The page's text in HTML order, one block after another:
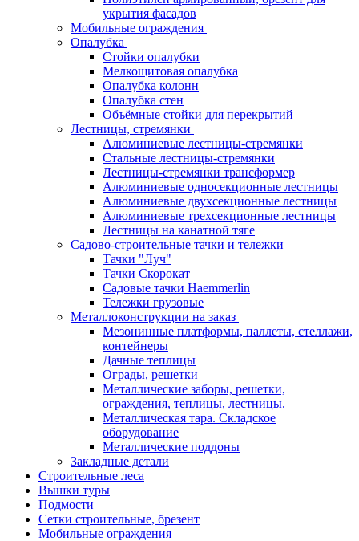
укрытия фасадов
Мобильные ограждения
Опалубка
Стойки опалубки
Мелкощитовая опалубка
Опалубка колонн
Опалубка стен
Объёмные стойки для перекрытий
Лестницы, стремянки
Алюминиевые лестницы-стремянки
Стальные лестницы-стремянки
Лестницы-стремянки трансформер
Алюминиевые односекционные лестницы
Алюминиевые двухсекционные лестницы
Алюминиевые трехсекционные лестницы
Лестницы на канатной тяге
Садово-строительные тачки и тележки
Тачки "Луч"
Тачки Скорокат
Садовые тачки Haemmerlin
Тележки грузовые
Металлоконструкции на заказ
Мезонинные платформы, паллеты, стеллажи,
контейнеры
Дачные теплицы
Ограды, решетки
Металлические заборы, решетки,
ограждения, теплицы, лестницы.
Металлическая тара. Складское
оборудование
Металлические поддоны
Закладные детали
Строительные леса
Вышки туры
Подмости
Сетки строительные, брезент
Мобильные ограждения